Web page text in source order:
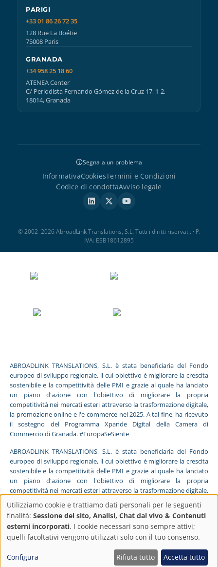
PARIGI
+33 01 86 26 72 35
128 Rue La Boétie
75008 Paris
GRANADA
+34 958 25 18 60
ATENEA Center
C/ Periodista Fernando Gómez de la Cruz 17, 1-2,
18014, Granada
Segnala un problema
InformativaCookiesTermini e Condizioni
Codice di condottaAvviso legale
© 2002–2026 AbroadLink Translations, S.L. Tutti i diritti riservati. · P.
IVA: ESB18612895
ABROADLINK TRANSLATIONS, S.L. è stata beneficiaria del Fondo
europeo di sviluppo regionale, il cui obiettivo è migliorare la crescita
sostenibile e la competitività delle PMI e grazie al quale ha lanciato
un piano d'azione con l'obiettivo di migliorare la propria
competitività nei mercati esteri attraverso la trasformazione digitale,
la promozione online e l'e-commerce nel 2025. A tal fine, ha ricevuto
il sostegno del Programma Xpande Digital della Camera di
Commercio di Granada. #EuropaSeSiente
ABROADLINK TRANSLATIONS, S.L. è stata beneficiaria del Fondo
europeo di sviluppo regionale, il cui obiettivo è migliorare la crescita
sostenibile e la competitività delle PMI e grazie al quale ha lanciato
un piano d'azione con l'obiettivo di migliorare la propria
competitività nei mercati esteri attraverso la trasformazione digitale,
il sostegno del Programma Pyme Digital della Camera di Commercio
di Granada. #EuropaSeSiente
FONDO EUROPEO DI SVILUPPO REGIONALE
Un modo di fare Europa
Impostazioni
sulla
Utilizziamo cookie e trattiamo dati personali per le seguenti
finalità: Sessione del sito, Analisi, Chat dal vivo & Contenuti
esterni incorporati. I cookie necessari sono sempre attivi;
quelli facoltativi vengono utilizzati solo con il tuo consenso.
Configura Rifiuta tutto Accetta tutto